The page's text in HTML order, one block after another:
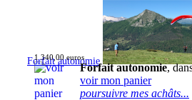
Forfait autonomie
1 340,00 euros
Forfait autonomie,
voir mon panier
poursuivre mes achâts...